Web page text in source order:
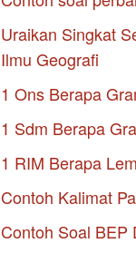
Uraikan Singkat
Ilmu Geografi
1 Ons Berapa
1 Sdm Berapa
1 RIM Berapa
Contoh Kalimat
Contoh Soal BEP